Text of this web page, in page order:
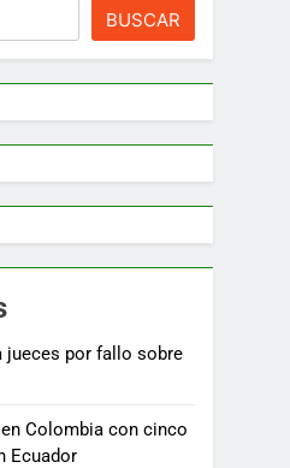
BUSCAR
jueces por fallo sobre
Colombia con cinco
Ecuador